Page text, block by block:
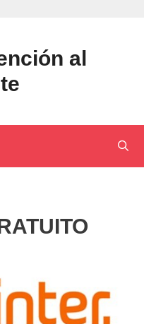
al